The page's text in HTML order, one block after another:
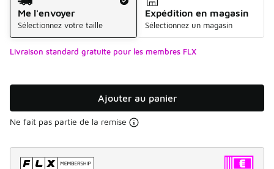
Me l'envoyer
Sélectionnez votre taille
Expédition en magasin
Sélectionnez un magasin
Livraison standard gratuite pour les membres FLX
Ajouter au panier
Ne fait pas partie de la remise